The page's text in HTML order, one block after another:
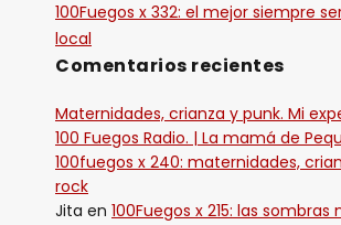
100Fuegos x 332: el mejor siempre
local
Comentarios recientes
Maternidades, crianza y punk. Mi
100 Fuegos Radio. | La mamá de
100fuegos x 240: maternidades,
rock
Jita en 100Fuegos x 215: las sombras